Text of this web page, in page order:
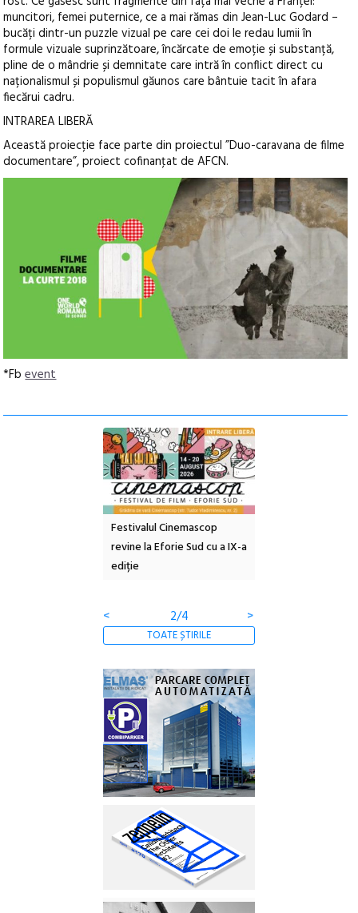
muncitori, femei puternice, ce a mai rămas din Jean-Luc Godard –
bucăți dintr-un puzzle vizual pe care cei doi le redau lumii în
formule vizuale suprinzătoare, încărcate de emoție și substanță,
pline de o mândrie și demnitate care intră în conflict direct cu
naționalismul și populismul găunos care bântuie tacit în afara
fiecărui cadru.
INTRAREA LIBERĂ
Această proiecție face parte din proiectul ”Duo-caravana de filme
documentare”, proiect cofinanţat de AFCN.
*Fbevent
Festivalul Cinemascop
revine la Eforie Sud cu a IX-a
ediție
<
2/4 >
TOATE ȘTIRILE